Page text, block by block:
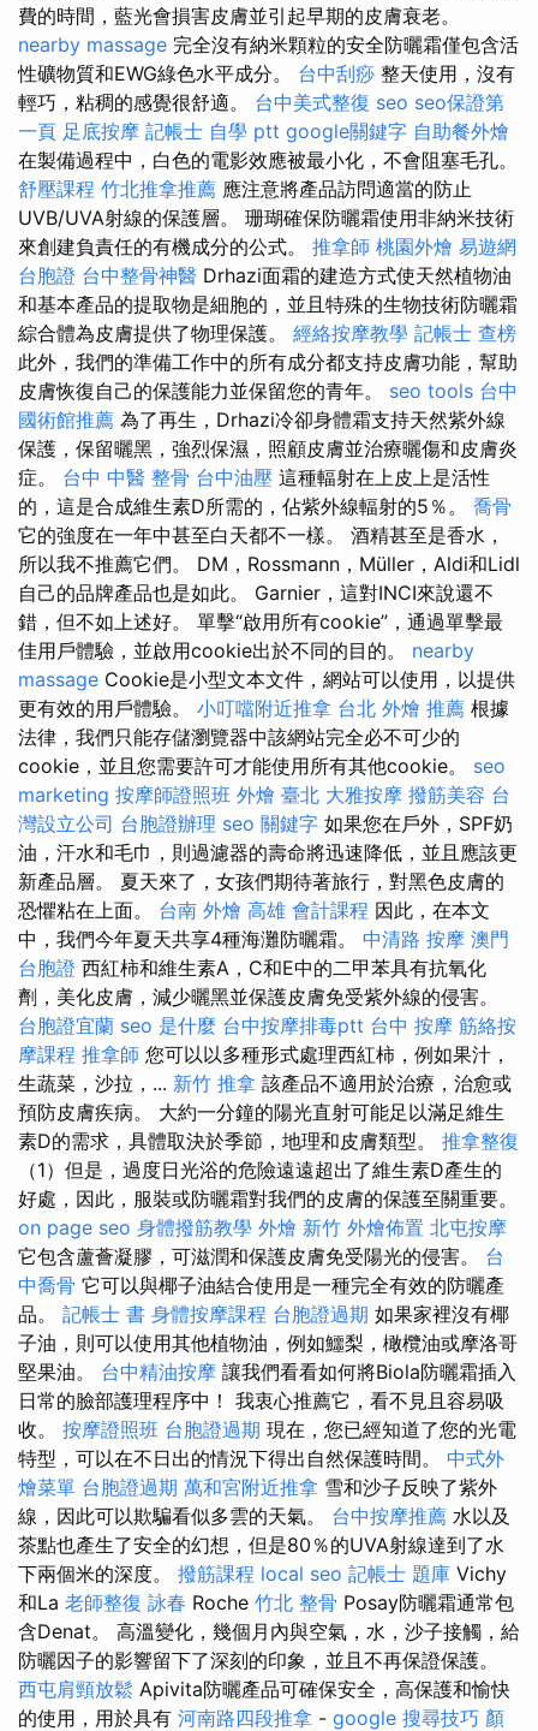
費的時間，藍光會損害皮膚並引起早期的皮膚衰老。
nearby massage 完全沒有納米顆粒的安全防曬霜僅包含活
性礦物質和EWG綠色水平成分。 台中刮痧 整天使用，沒有
輕巧，粘稠的感覺很舒適。 台中美式整復 seo seo保證第
一頁 足底按摩 記帳士 自學 ptt google關鍵字 自助餐外燴
在製備過程中，白色的電影效應被最小化，不會阻塞毛孔。
舒壓課程 竹北推拿推薦 應注意將產品訪問適當的防止
UVB/UVA射線的保護層。 珊瑚確保防曬霜使用非納米技術
來創建負責任的有機成分的公式。 推拿師 桃園外燴 易遊網
台胞證 台中整骨神醫 Drhazi面霜的建造方式使天然植物油
和基本產品的提取物是細胞的，並且特殊的生物技術防曬霜
綜合體為皮膚提供了物理保護。 經絡按摩教學 記帳士 查榜
此外，我們的準備工作中的所有成分都支持皮膚功能，幫助
皮膚恢復自己的保護能力並保留您的青年。 seo tools 台中
國術館推薦 為了再生，Drhazi冷卻身體霜支持天然紫外線
保護，保留曬黑，強烈保濕，照顧皮膚並治療曬傷和皮膚炎
症。 台中 中醫 整骨 台中油壓 這種輻射在上皮上是活性
的，這是合成維生素D所需的，佔紫外線輻射的5％。 喬骨
它的強度在一年中甚至白天都不一樣。 酒精甚至是香水，
所以我不推薦它們。 DM，Rossmann，Müller，Aldi和Lidl
自己的品牌產品也是如此。 Garnier，這對INCI來說還不
錯，但不如上述好。 單擊“啟用所有cookie”，通過單擊最
佳用戶體驗，並啟用cookie出於不同的目的。 nearby
massage Cookie是小型文本文件，網站可以使用，以提供
更有效的用戶體驗。 小叮噹附近推拿 台北 外燴 推薦 根據
法律，我們只能存儲瀏覽器中該網站完全必不可少的
cookie，並且您需要許可才能使用所有其他cookie。 seo
marketing 按摩師證照班 外燴 臺北 大雅按摩 撥筋美容 台
灣設立公司 台胞證辦理 seo 關鍵字 如果您在戶外，SPF奶
油，汗水和毛巾，則過濾器的壽命將迅速降低，並且應該更
新產品層。 夏天來了，女孩們期待著旅行，對黑色皮膚的
恐懼粘在上面。 台南 外燴 高雄 會計課程 因此，在本文
中，我們今年夏天共享4種海灘防曬霜。 中清路 按摩 澳門
台胞證 西紅柿和維生素A，C和E中的二甲苯具有抗氧化
劑，美化皮膚，減少曬黑並保護皮膚免受紫外線的侵害。
台胞證宜蘭 seo 是什麼 台中按摩排毒ptt 台中 按摩 筋絡按
摩課程 推拿師 您可以以多種形式處理西紅柿，例如果汁，
生蔬菜，沙拉，... 新竹 推拿 該產品不適用於治療，治愈或
預防皮膚疾病。 大約一分鐘的陽光直射可能足以滿足維生
素D的需求，具體取決於季節，地理和皮膚類型。 推拿整復
（1）但是，過度日光浴的危險遠遠超出了維生素D產生的
好處，因此，服裝或防曬霜對我們的皮膚的保護至關重要。
on page seo 身體撥筋教學 外燴 新竹 外燴佈置 北屯按摩
它包含蘆薈凝膠，可滋潤和保護皮膚免受陽光的侵害。 台
中喬骨 它可以與椰子油結合使用是一種完全有效的防曬產
品。 記帳士 書 身體按摩課程 台胞證過期 如果家裡沒有椰
子油，則可以使用其他植物油，例如鱷梨，橄欖油或摩洛哥
堅果油。 台中精油按摩 讓我們看看如何將Biola防曬霜插入
日常的臉部護理程序中！ 我衷心推薦它，看不見且容易吸
收。 按摩證照班 台胞證過期 現在，您已經知道了您的光電
特型，可以在不日出的情況下得出自然保護時間。 中式外
燴菜單 台胞證過期 萬和宮附近推拿 雪和沙子反映了紫外
線，因此可以欺騙看似多雲的天氣。 台中按摩推薦 水以及
茶點也產生了安全的幻想，但是80％的UVA射線達到了水
下兩個米的深度。 撥筋課程 local seo 記帳士 題庫 Vichy
和La 老師整復 詠春 Roche 竹北 整骨 Posay防曬霜通常包
含Denat。 高溫變化，幾個月內與空氣，水，沙子接觸，給
防曬因子的影響留下了深刻的印象，並且不再保證保護。
西屯肩頸放鬆 Apivita防曬產品可確保安全，高保護和愉快
的使用，用於具有 河南路四段推拿 - google 搜尋技巧 顏